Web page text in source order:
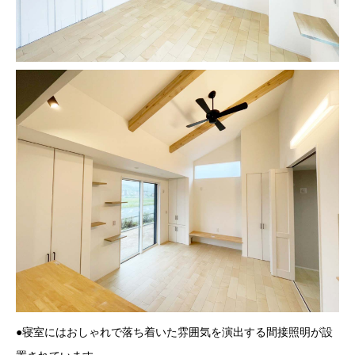
●寝室にはおしゃれで落ち着いた雰囲気を演出する間接照明が設